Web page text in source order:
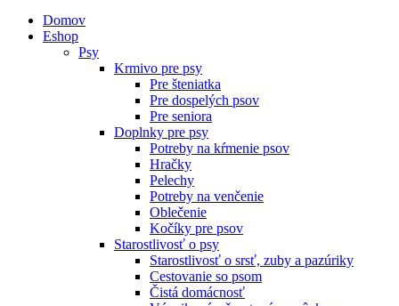
Domov
Eshop
Psy
Krmivo pre psy
Pre šteniatka
Pre dospelých psov
Pre seniora
Doplnky pre psy
Potreby na kŕmenie psov
Hračky
Pelechy
Potreby na venčenie
Oblečenie
Kočíky pre psov
Starostlivosť o psy
Starostlivosť o srsť, zuby a pazúriky
Cestovanie so psom
Čistá domácnosť